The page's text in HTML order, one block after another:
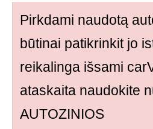
Pirkdami naudotą
būtinai patikrinkit jo
reikalinga išsami
ataskaita naudokite
AUTOZINIOS